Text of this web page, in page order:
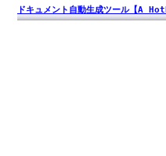
ドキュメント自動生成ツール【A